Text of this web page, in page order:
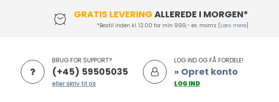
GRATIS LEVERING ALLEREDE I MORGEN*
*Bestil inden kl. 12.00 for min 999,- ex. moms [Læs mere]
BRUG FOR SUPPORT?
(+45) 59505035
eller skriv til os
LOG IND OG FÅ FORDELE!
» Opret konto
LOG IND